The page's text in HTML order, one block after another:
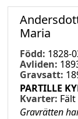
Maria
Född: 1828-
Avliden:
Gravsatt:
PARTILLE
Kvarter: Fält
Gravrätten